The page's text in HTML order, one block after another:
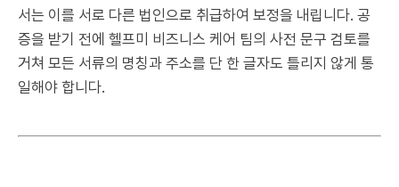
서는 이를 서로 다른 법인으로 취급하여 보정을 내립니다. 공
증을 받기 전에 헬프미 비즈니스 케어 팀의 사전 문구 검토를
거쳐 모든 서류의 명칭과 주소를 단 한 글자도 틀리지 않게 통
일해야 합니다.